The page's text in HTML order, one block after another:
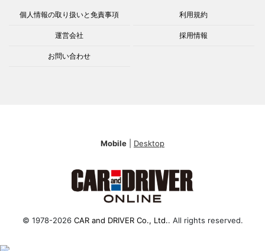
個人情報の取り扱いと免責事項 利用規約
運営会社 採用情報
お問い合わせ
Mobile Desktop
© 1978-2026 CAR and DRIVER Co., Ltd.. All rights reserved.